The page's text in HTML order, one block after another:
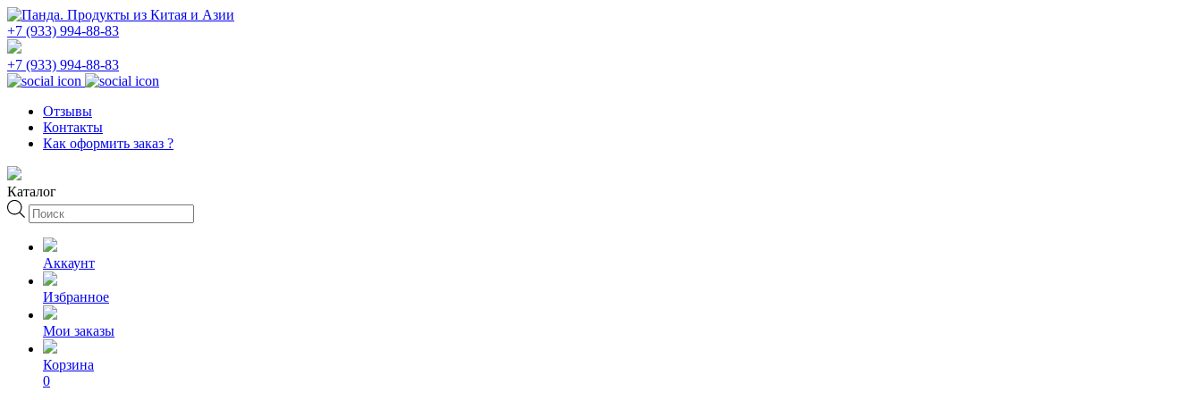
+7 (933) 994-88-83
+7 (933) 994-88-83
Отзывы
Контакты
Как оформить заказ ?
Каталог
Поиск
товаров
Аккаунт
Избранное
Мои заказы
Корзина
0